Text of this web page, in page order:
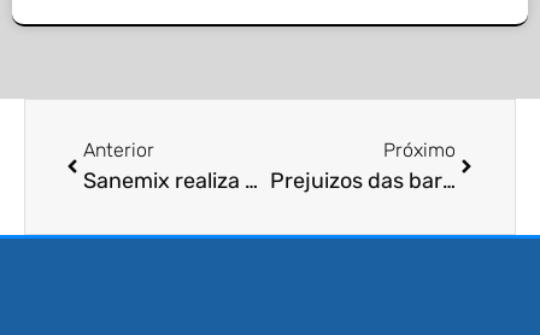
Anterior
Sanemix realiza controle de pombos em todo Brasil?
Próximo
Prejuizos das baratas?